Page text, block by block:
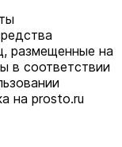
размещенные на
в соответствии
на prosto.ru